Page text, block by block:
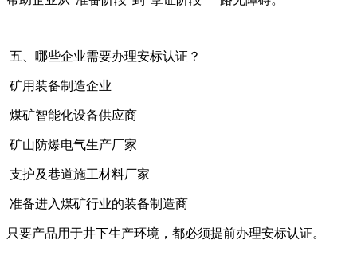
五、哪些企业需要办理安标认证？
矿用装备制造企业
煤矿智能化设备供应商
矿山防爆电气生产厂家
支护及巷道施工材料厂家
准备进入煤矿行业的装备制造商
只要产品用于井下生产环境，都必须提前办理安标认证。